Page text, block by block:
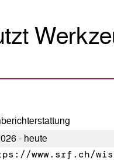
- heute
www.srf.ch/